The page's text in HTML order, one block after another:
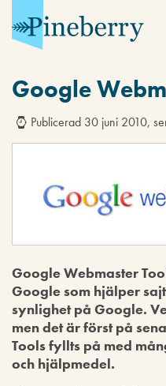
Google
Publicerad 30 juni 2010,
Google Webmaster
Google som hjälper
synlighet på Google.
men det är först på
Toolsfyllts på med
och hjälpmedel.